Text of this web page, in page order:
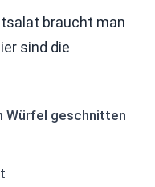
braucht man
sind die
Würfel geschnitten